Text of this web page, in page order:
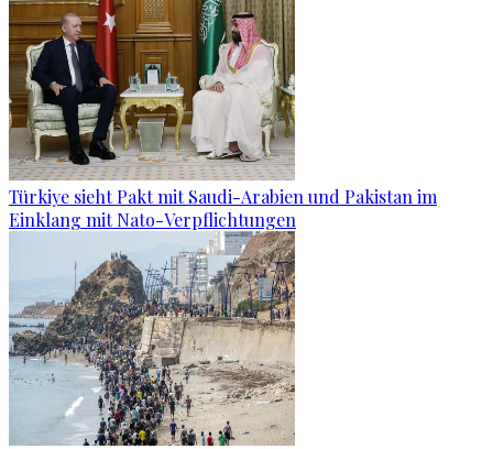
Türkiye sieht Pakt mit Saudi-Arabien und Pakistan im
Einklang mit Nato-Verpflichtungen